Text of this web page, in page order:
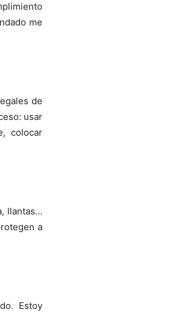
me
de
usar
colocar
llantas…
a
Estoy